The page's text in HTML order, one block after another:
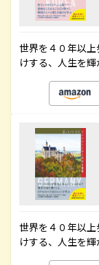
世界を４０年以
けする、人生を
世界を４０年以
けする、人生を